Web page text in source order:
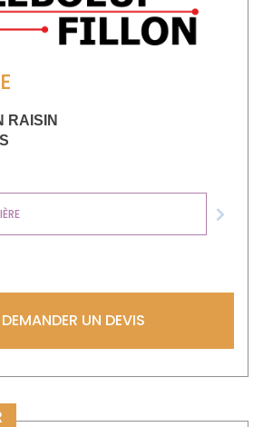
RAISIN
Next
DEMANDER UN DEVIS